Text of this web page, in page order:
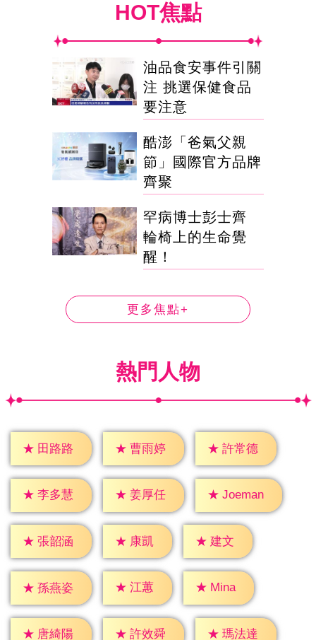
HOT焦點
油品食安事件引關
注 挑選保健食品
要注意
酷澎「爸氣父親
節」國際官方品牌
齊聚
罕病博士彭士齊
輪椅上的生命覺
醒！
更多焦點+
熱門人物
★ 田路路 ★ 曹雨婷 ★ 許常德
★ 李多慧 ★ 姜厚任 ★ Joeman
★ 張韶涵 ★ 康凱 ★ 建文
★ 孫燕姿 ★ 江蕙 ★ Mina
★ 唐綺陽 ★ 許效舜 ★ 瑪法達